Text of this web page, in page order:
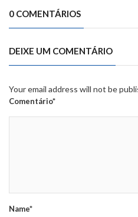
0 COMENTÁRIOS
DEIXE UM COMENTÁRIO
Your email address will not be
Comentário*
Name*